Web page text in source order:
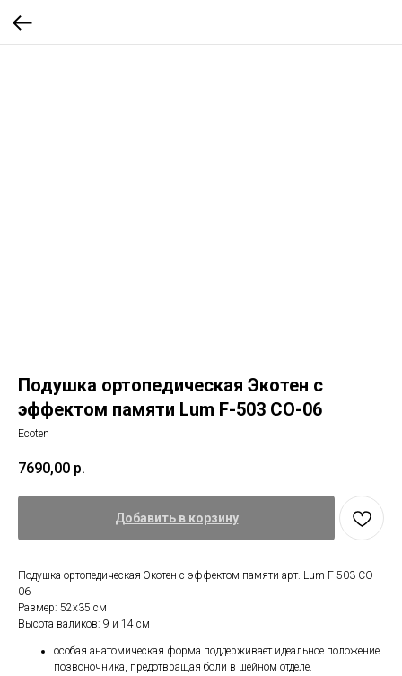
Подушка ортопедическая Экотен с
эффектом памяти Lum F-503 CO-06
Ecoten
7690,00 р.
Добавить в корзину
Подушка ортопедическая Экотен с эффектом памяти арт. Lum F-503 CO-
06
Размер: 52х35 см
Высота валиков: 9 и 14 см
особая анатомическая форма поддерживает идеальное положение
позвоночника, предотвращая боли в шейном отделе.